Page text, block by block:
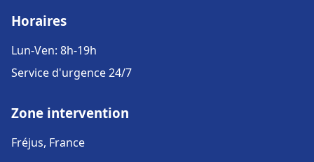
Horaires
Lun-Ven: 8h-19h
Service d'urgence 24/7
Zone intervention
Fréjus, France